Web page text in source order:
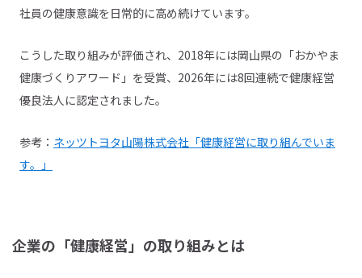
社員の健康意識を日常的に高め続けています。
こうした取り組みが評価され、2018年には岡山県の「おかやま
健康づくりアワード」を受賞、2026年には8回連続で健康経営
優良法人に認定されました。
参考： ネッツトヨタ山陽株式会社「健康経営に取り組んでいま
す。」
企業の「健康経営」の取り組みとは